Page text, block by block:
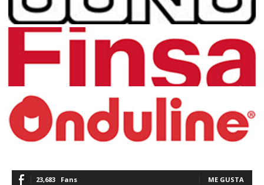
23,683 Fans ME GUSTA